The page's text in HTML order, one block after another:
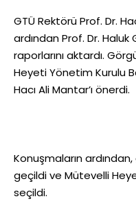
GTÜ Rektörü Prof. Dr.
ardından Prof. Dr.
raporlarını aktardı.
Heyeti Yönetim Kurulu
Hacı Ali Mantar’ı önerdi.
Konuşmaların
geçildi ve Mütevelli
seçildi.